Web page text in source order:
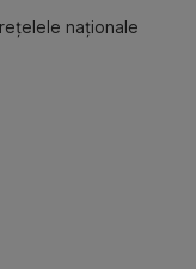
naţionale